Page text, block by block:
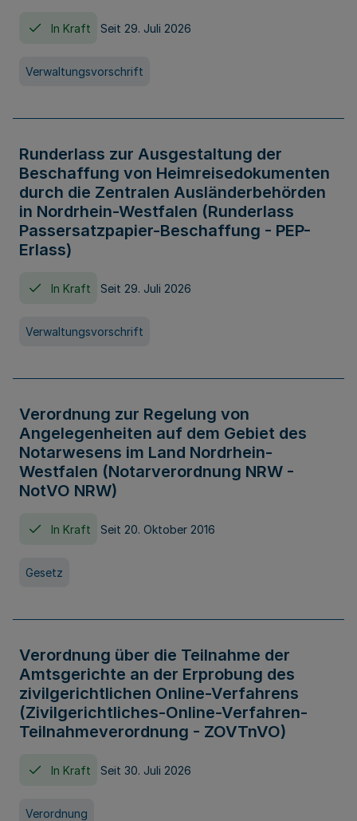
In Kraft Seit 29. Juli 2026
Verwaltungsvorschrift
Runderlass zur Ausgestaltung der
Beschaffung von Heimreisedokumenten
durch die Zentralen Ausländerbehörden
in Nordrhein-Westfalen (Runderlass
Passersatzpapier-Beschaffung - PEP-
Erlass)
In Kraft Seit 29. Juli 2026
Verwaltungsvorschrift
Verordnung zur Regelung von
Angelegenheiten auf dem Gebiet des
Notarwesens im Land Nordrhein-
Westfalen (Notarverordnung NRW -
NotVO NRW)
In Kraft Seit 20. Oktober 2016
Gesetz
Verordnung über die Teilnahme der
Amtsgerichte an der Erprobung des
zivilgerichtlichen Online-Verfahrens
(Zivilgerichtliches-Online-Verfahren-
Teilnahmeverordnung - ZOVTnVO)
In Kraft Seit 30. Juli 2026
Verordnung